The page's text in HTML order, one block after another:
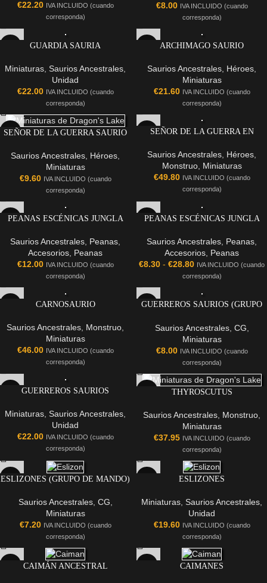
€22.20 IVA INCLUIDO (cuando
corresponda)
€8.00 IVA INCLUIDO (cuando
corresponda)
GUARDIA SAURIA
Miniaturas Saurios Ancestrales
Unidad
€22.00 IVA INCLUIDO (cuando
corresponda)
ARCHIMAGO SAURIO
Saurios Ancestrales Héroes
Miniaturas
€21.60 IVA INCLUIDO (cuando
corresponda)
SEÑOR DE LA GUERRA SAURIO
Saurios Ancestrales Héroes
Miniaturas
€9.60 IVA INCLUIDO (cuando
corresponda)
SEÑOR DE LA GUERRA EN
Saurios Ancestrales, Héroes,
Monstruo, Miniaturas
€49.80
IVA INCLUIDO (cuando
corresponda)
PEANAS ESCÉNICAS JUNGLA
Saurios Ancestrales, Peanas,
Accesorios, Peanas
€12.00
IVA INCLUIDO (cuando
corresponda)
PEANAS ESCÉNICAS JUNGLA
Saurios Ancestrales, Peanas,
Accesorios, Peanas
€8.30 - €28.80 IVA INCLUIDO (cuando
corresponda)
CARNOSAURIO
Saurios Ancestrales, Monstruo,
Miniaturas
€46.00
IVA INCLUIDO (cuando
corresponda)
GUERREROS SAURIOS (GRUPO
Saurios Ancestrales, CG
Miniaturas
€8.00 IVA INCLUIDO (cuando
corresponda)
GUERREROS SAURIOS
Miniaturas Saurios Ancestrales
Unidad
€22.00 IVA INCLUIDO (cuando
corresponda)
THYROSCUTUS
Saurios Ancestrales Monstruo
Miniaturas
€37.95 IVA INCLUIDO (cuando
corresponda)
ESLIZONES (GRUPO DE MANDO)
Saurios Ancestrales, CG
Miniaturas
€7.20 IVA INCLUIDO (cuando
corresponda)
ESLIZONES
Miniaturas Saurios Ancestrales
Unidad
€19.60 IVA INCLUIDO (cuando
corresponda)
CAIMÁN ANCESTRAL CAIMANES